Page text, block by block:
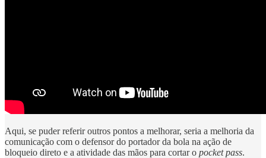
Aqui, se puder referir outros pontos a melhorar, seria a melhoria da
comunicação com o defensor do portador da bola na ação de
bloqueio direto e a atividade das mãos para cortar o pocket pass.